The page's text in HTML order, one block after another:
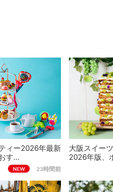
ィー2026年最新
す…
NEW 23時間前
大阪スイー
2026年版、